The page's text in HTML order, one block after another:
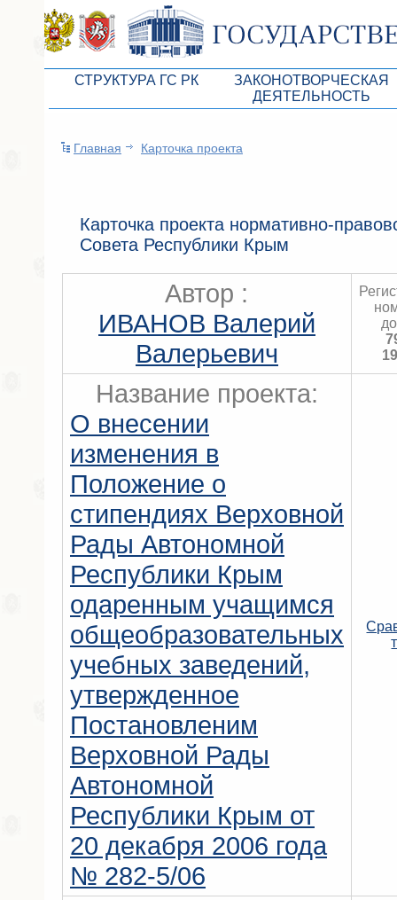
СТРУКТУРА ГС РК
Президиум ГС РК
Депутатские фракции ГС РК
Аппарат ГС РК
Советники Председателя ГС РК
Управление делами ГС РК
Поиск депутата по округу
ЗАКОНОТВОРЧЕСКАЯ
ДЕЯТЕЛЬНОСТЬ
Бюджет Республики
Независимая
Информация
Схема
Статистика
Главная Карточка проекта
Карточка проекта нормативно-
Совета Республики Крым
Автор :
ИВАНОВ Валерий
Валерьевич
Название проекта:
О внесении
изменения в
Положение о
стипендиях Верховной
Рады Автономной
Республики Крым
одаренным учащимся
общеобразовательных
учебных заведений,
утвержденное
Постановленим
Верховной Рады
Автономной
Республики Крым от
20 декабря 2006 года
№ 282-5/06